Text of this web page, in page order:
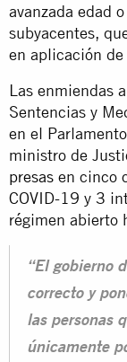
avanzada edad
subyacentes,
en aplicación
Las enmiendas
Sentencias y
en el
ministro de
presas en cinco
COVID-19 y 3
régimen abierto
“El gobierno
correcto y
las personas
únicamente